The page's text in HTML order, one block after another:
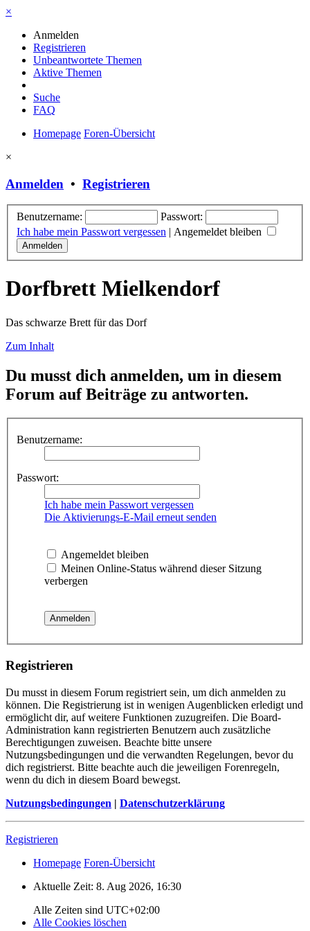
×
Anmelden
Registrieren
Unbeantwortete Themen
Aktive Themen
Suche
FAQ
Homepage Foren-Übersicht
×
Anmelden • Registrieren
Benutzername:
Passwort:
Ich habe mein Passwort vergessen | Angemeldet bleiben
Dorfbrett Mielkendorf
Das schwarze Brett für das Dorf
Zum Inhalt
Du musst dich anmelden, um in diesem
Forum auf Beiträge zu antworten.
Benutzername:
Passwort:
Ich habe mein Passwort vergessen
Die Aktivierungs-E-Mail erneut senden
Angemeldet bleiben
Meinen Online-Status während dieser Sitzung
verbergen
Registrieren
Du musst in diesem Forum registriert sein, um dich anmelden zu
können. Die Registrierung ist in wenigen Augenblicken erledigt und
ermöglicht dir, auf weitere Funktionen zuzugreifen. Die Board-
Administration kann registrierten Benutzern auch zusätzliche
Berechtigungen zuweisen. Beachte bitte unsere
Nutzungsbedingungen und die verwandten Regelungen, bevor du
dich registrierst. Bitte beachte auch die jeweiligen Forenregeln,
wenn du dich in diesem Board bewegst.
Nutzungsbedingungen | Datenschutzerklärung
Registrieren
Homepage Foren-Übersicht
Aktuelle Zeit: 8. Aug 2026, 16:30
Alle Zeiten sind UTC+02:00
Alle Cookies löschen